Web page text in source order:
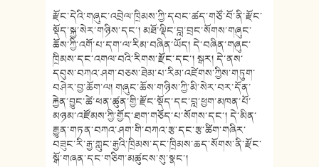
རྫོང་དེའི་གཞུང་འབྲེལ་ཁྲིམས་ཀྱི་དབང་ཚད་གཙོ་བོ་ནི་རྫོང་
སྡོད་སྐྱ་སེར་གཉིས་དང་། མཐོ་ལྡིང་བླ་བྲང་སོགས་གཞུང་
ཆོས་ཀྱི་འགོ་པ་དག་ལ་རིམ་བཞིན་ཡོད། དེ་བཞིན་གཞུང་
ཁྲིམས་དང་འགལ་བའི་རིགས་རྫོང་དང་། སྒར། དེ་ནས་
དབུས་བཀའ་ཤག་བཅས་ཐེམ་པ་རིམ་འཛེགས་ཀྱིས་གཏུག་
བཤེར་བྱ་ཆོག་ལ། གཞུང་ཆོས་གཉིས་ཀྱི་མི་སེར་བར་དོན་
རྐྱེན་བྱུང་ཚེ་ཕན་ཚུན་གྱི་རྫོང་སྡོད་དང་བླ་ཕྱག་མཁན་པོ་
མཉམ་འཛོམས་ཀྱི་གྱོད་ཐག་གཅོད་པ་སོགས་དང་། དེ་མིན་
རྒྱུན་གཏན་བཀའ་ཤག་གི་བཀའ་རྩ་དང་རྩ་ཚིག་གཞིར་
བཟུང་རི་རྒྱ་ཀླུང་རྒྱའི་ཁྲིམས་དང་ཁྲིམས་ཆད་སོགས་ནི་རྫོང་
སྒོ་གཞན་དང་གཅིག་མཚུངས་སུ་སྣང་།